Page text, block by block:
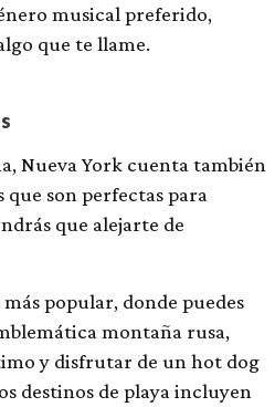
musical preferido,
que te llame.
Nueva York cuenta también
que son perfectas para
que alejarte de
popular, donde puedes
montaña rusa,
y disfrutar de un hot dog
destinos de playa incluyen